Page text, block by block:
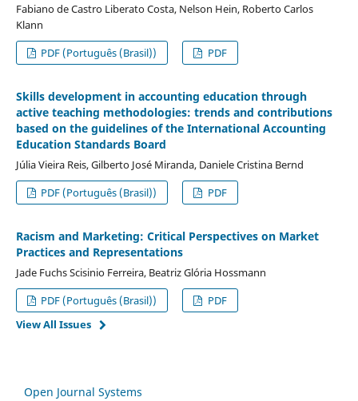
Fabiano de Castro Liberato Costa, Nelson Hein, Roberto Carlos
Klann
PDF (Português (Brasil))
PDF
Skills development in accounting education through
active teaching methodologies: trends and contributions
based on the guidelines of the International Accounting
Education Standards Board
Júlia Vieira Reis, Gilberto José Miranda, Daniele Cristina Bernd
PDF (Português (Brasil))
PDF
Racism and Marketing: Critical Perspectives on Market
Practices and Representations
Jade Fuchs Scisinio Ferreira, Beatriz Glória Hossmann
PDF (Português (Brasil))
PDF
View All Issues
Open Journal Systems